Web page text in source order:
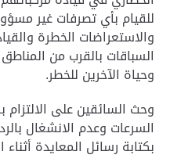
للقيام بأي تصرفات غير
والاستعراضات الخطرة
السباقات بالقرب من
وحياة الآخرين للخطر.
وحث السائقين على
السرعات وعدم الانشغال
بكتابة رسائل المعايدة أثناء